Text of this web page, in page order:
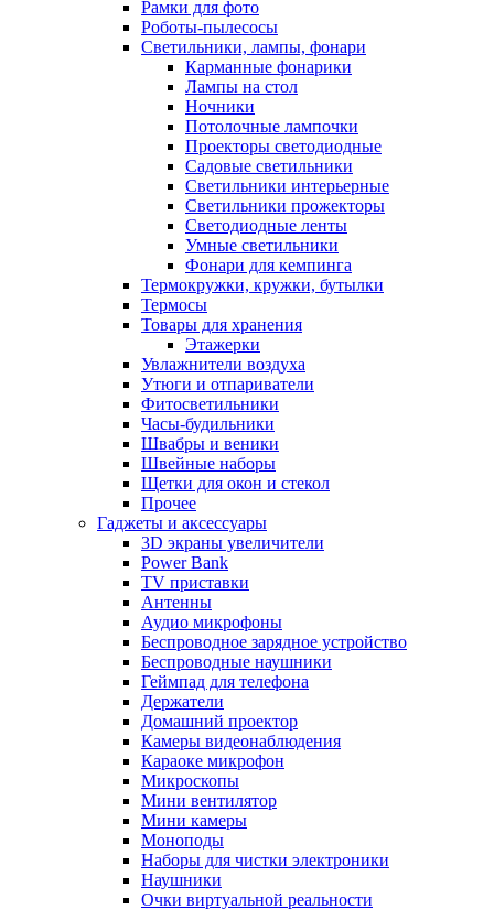
Рамки для фото
Роботы-пылесосы
Светильники, лампы, фонари
Карманные фонарики
Лампы на стол
Ночники
Потолочные лампочки
Проекторы светодиодные
Садовые светильники
Светильники интерьерные
Светильники прожекторы
Светодиодные ленты
Умные светильники
Фонари для кемпинга
Термокружки, кружки, бутылки
Термосы
Товары для хранения
Этажерки
Увлажнители воздуха
Утюги и отпариватели
Фитосветильники
Часы-будильники
Швабры и веники
Швейные наборы
Щетки для окон и стекол
Прочее
Гаджеты и аксессуары
3D экраны увеличители
Power Bank
TV приставки
Антенны
Аудио микрофоны
Беспроводное зарядное устройство
Беспроводные наушники
Геймпад для телефона
Держатели
Домашний проектор
Камеры видеонаблюдения
Караоке микрофон
Микроскопы
Мини вентилятор
Мини камеры
Моноподы
Наборы для чистки электроники
Наушники
Очки виртуальной реальности